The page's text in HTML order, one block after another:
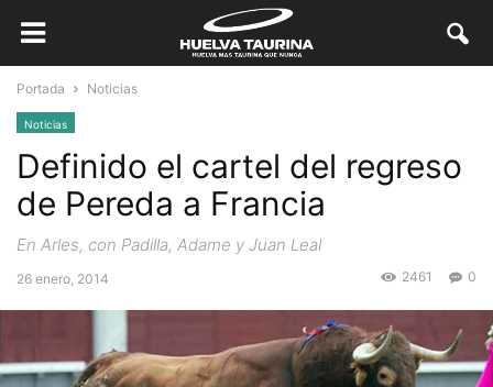
Portada Noticias
Noticias
Definido el cartel del regreso
de Pereda a Francia
En Arles, con Padilla, Adame y Juan Leal
26 enero, 2014 0
2461